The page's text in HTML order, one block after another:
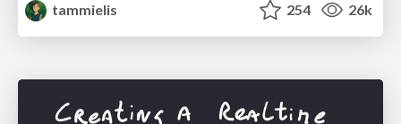
tammielis
254 26k